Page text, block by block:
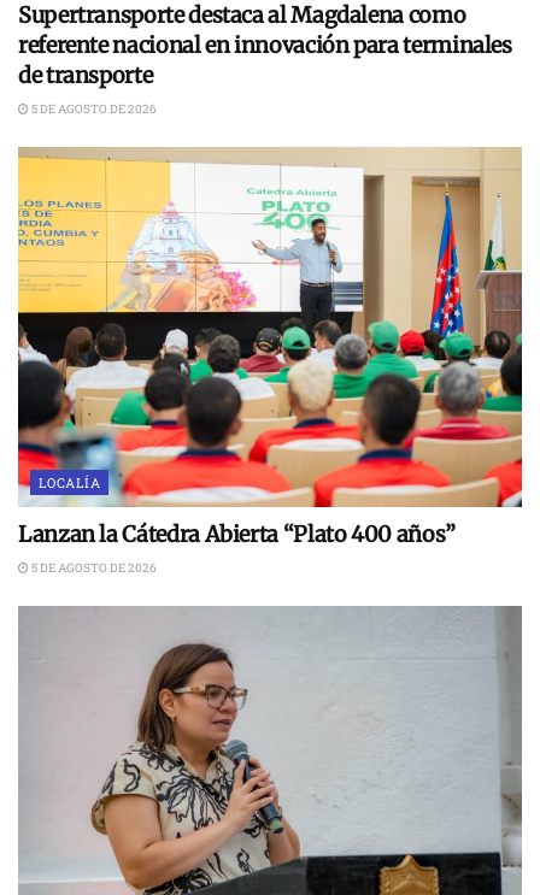
Supertransporte destaca al Magdalena como
referente nacional en innovación para terminales
de transporte
5 DE AGOSTO DE 2026
LOCALÍA
Lanzan la Cátedra Abierta “Plato 400 años”
5 DE AGOSTO DE 2026